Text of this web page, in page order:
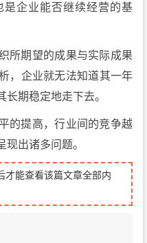
企业能否继续经营的基
所期望的成果与实际成果
，企业就无法知道其一年
期稳定地走下去。
的提高，行业间的竞争越
出诸多问题。
才能查看该篇文章全部内